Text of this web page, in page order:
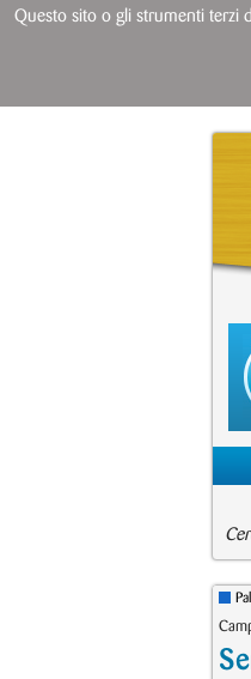
Questo sito o gli strumenti terzi